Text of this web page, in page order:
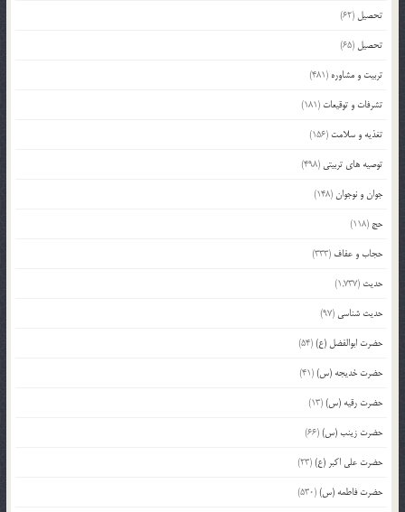
تحصیل (62)
تحصیل (65)
تربیت و مشاوره (481)
تشرفات و توقیعات (181)
تغذیه و سلامت (156)
توصیه های تربیتی (498)
جوان و نوجوان(148)
حج (118)
حجاب و عفاف (333)
حدیث (1,737)
حدیث شناسی (97)
حضرت ابوالفضل (ع)(54)
حضرت خدیجه (س)(41)
حضرت رقیه (س)(13)
حضرت زینب (س)(66)
حضرت علی اکبر (ع)(23)
حضرت فاطمه (س)(530)